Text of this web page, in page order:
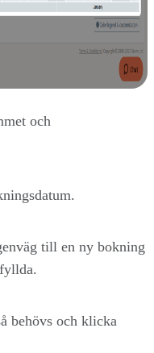
och
till en ny bokning
behövs och klicka